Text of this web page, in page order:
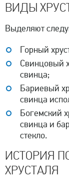
ВИДЫ
Выделяют
Горный
Свинцовый
свинца;
Бариевый
свинца
Богемский
свинца и
стекло.
ИСТОРИЯ
ХРУСТАЛЯ